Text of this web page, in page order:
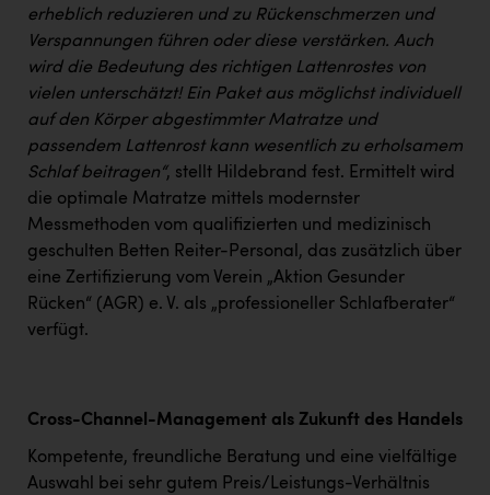
erheblich reduzieren und zu Rückenschmerzen und
Verspannungen führen oder diese verstärken. Auch
wird die Bedeutung des richtigen Lattenrostes von
vielen unterschätzt! Ein Paket aus möglichst individuell
auf den Körper abgestimmter Matratze und
passendem Lattenrost kann wesentlich zu erholsamem
Schlaf beitragen“, stellt Hildebrand fest. Ermittelt wird
die optimale Matratze mittels modernster
Messmethoden vom qualifizierten und medizinisch
geschulten Betten Reiter-Personal, das zusätzlich über
eine Zertifizierung vom Verein „Aktion Gesunder
Rücken“ (AGR) e. V. als „professioneller Schlafberater“
verfügt.
Cross-Channel-Management als Zukunft des Handels
Kompetente, freundliche Beratung und eine vielfältige
Auswahl bei sehr gutem Preis/Leistungs-Verhältnis